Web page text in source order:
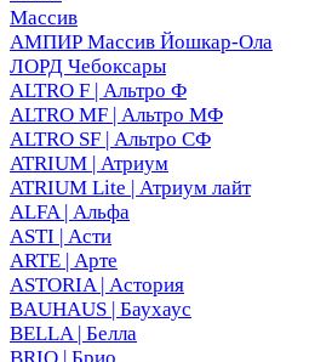
Массив
АМПИР Массив Йошкар-Ола
ЛОРД Чебоксары
ALTRO F | Альтро Ф
ALTRO MF | Альтро МФ
ALTRO SF | Альтро СФ
ATRIUM | Атриум
ATRIUM Lite | Атриум лайт
ALFA | Альфа
ASTI | Асти
ARTE | Арте
ASTORIA | Астория
BAUHAUS | Баухаус
BELLA | Белла